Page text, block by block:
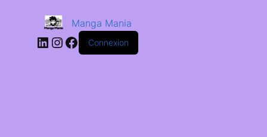
Manga Mania
Connexion